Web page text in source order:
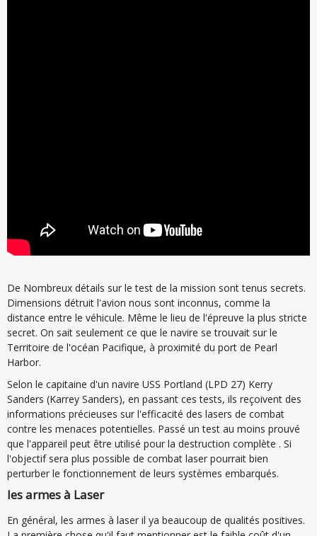
De Nombreux détails sur le test de la mission sont tenus secrets.
Dimensions détruit l'avion nous sont inconnus, comme la
distance entre le véhicule. Même le lieu de l'épreuve la plus stricte
secret. On sait seulement ce que le navire se trouvait sur le
Territoire de l'océan Pacifique, à proximité du port de Pearl
Harbor.
Selon le capitaine d'un navire USS Portland (LPD 27) Kerry
Sanders (Karrey Sanders), en passant ces tests, ils reçoivent des
informations précieuses sur l'efficacité des lasers de combat
contre les menaces potentielles. Passé un test au moins prouvé
que l'appareil peut être utilisé pour la destruction complète . Si
l'objectif sera plus possible de combat laser pourrait bien
perturber le fonctionnement de leurs systèmes embarqués.
les armes à Laser
En général, les armes à laser il ya beaucoup de qualités positives.